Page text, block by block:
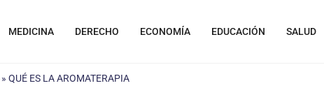
MEDICINA DERECHO ECONOMÍA EDUCACIÓN SALUD
» QUÉ ES LA AROMATERAPIA